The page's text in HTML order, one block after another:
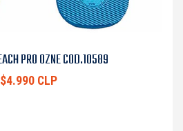
PRO OZNE COD.10589
$4.990 CLP